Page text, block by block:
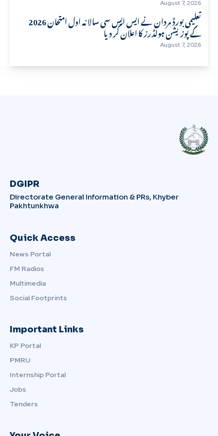
August 7, 2026
تعلیمی بورڈ مردان نے ایس ایس سی سالانہ اول امتحان 2026
کے پوزیشن ہولڈرز کا اعلان کر دیا
August 7, 2026
DGIPR
Directorate General Information & PRs, Khyber
Pakhtunkhwa
Quick Access
News Portal
FM Radios
Multimedia
Social Footprints
Important Links
KP Portal
PMRU
Internship Portal
Jobs
Tenders